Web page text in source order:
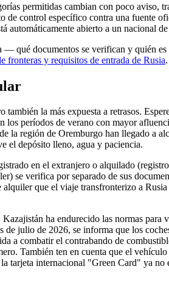
permitidas cambian con poco aviso,
de control específico contra una fuente
automáticamente abierto a un nacional
— qué documentos se verifican y quién
fronteras y requisitos de entrada de Rusia.
la más expuesta a retrasos.
los períodos de verano con mayor
la región de Oremburgo han llegado a
el depósito lleno, agua y paciencia.
en el extranjero o alquilado
se verifica por separado de sus
que el viaje transfronterizo a
ha endurecido las normas para
julio de 2026, se informa que los
a combatir el contrabando de
También ten en cuenta que el
tarjeta internacional "Green Card" ya no